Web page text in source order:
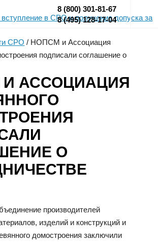
8 (800) 301-81-67
8 (495) 128-17-04
СРО / НОПСМ и Ассоциация
подписали соглашение о
АССОЦИАЦИЯ
О
производителей
изделий и конструкций и
домостроения заключили